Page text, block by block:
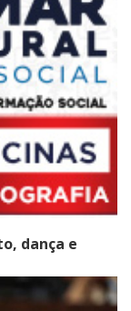
dança e